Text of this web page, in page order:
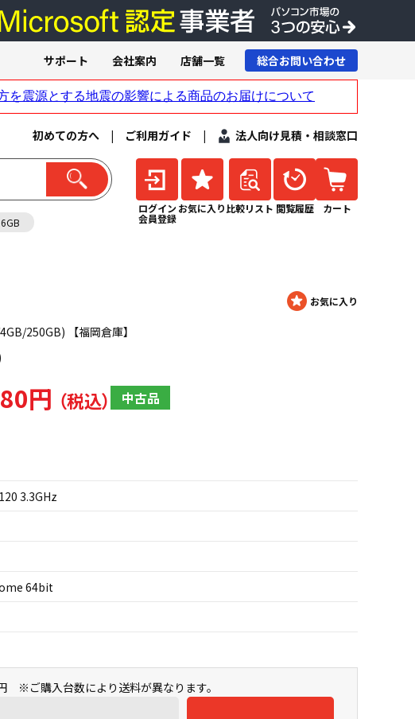
初めての方へ | ご利用ガイド | 法人向け見積・相談窓口
ログイン
会員登録
お気に入り 比較リスト 閲覧履歴 カート
サポート 会社案内 店舗一覧 総合お問い合わせ
250GB) 【福岡倉庫】
円 中古品
3.3GHz
64bit
※ご購入台数により送料が異なります。